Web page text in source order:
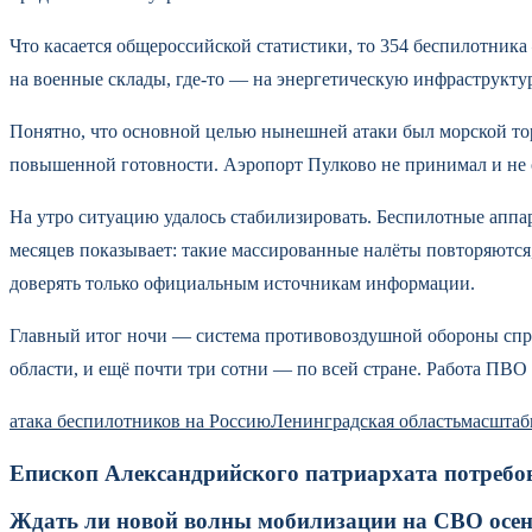
Что касается общероссийской статистики, то 354
на военные склады, где-то — на энергетическую
Понятно, что основной целью нынешней атаки был морской
повышенной готовности. Аэропорт Пулково не принимал и не
На утро ситуацию удалось стабилизировать. Беспилотные
месяцев показывает: такие массированные налёты
доверять только официальным источникам информации.
Главный итог ночи — система противовоздушной обороны
области, и ещё почти три сотни — по всей стране. Работа
атака беспилотников на РоссиюЛенинградская область
Епископ Александрийского патриархата
Ждать ли новой волны мобилизации на СВО